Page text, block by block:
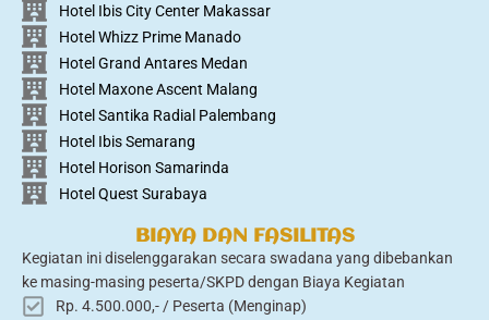
Hotel Ibis City Center Makassar
Hotel Whizz Prime Manado
Hotel Grand Antares Medan
Hotel Maxone Ascent Malang
Hotel Santika Radial Palembang
Hotel Ibis Semarang
Hotel Horison Samarinda
Hotel Quest Surabaya
BIAYA DAN FASILITAS
Kegiatan ini diselenggarakan secara swadana yang dibebankan
ke masing-masing peserta/SKPD dengan Biaya Kegiatan
Rp. 4.500.000,- / Peserta (Menginap)